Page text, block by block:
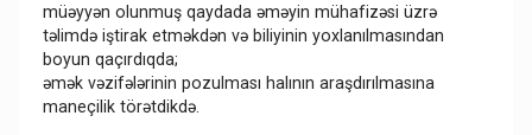
müəyyən olunmuş qaydada əməyin mühafizəsi üzrə
təlimdə iştirak etməkdən və biliyinin yoxlanılmasından
boyun qaçırdıqda;
əmək vəzifələrinin pozulması halının araşdırılmasına
maneçilik törətdikdə.